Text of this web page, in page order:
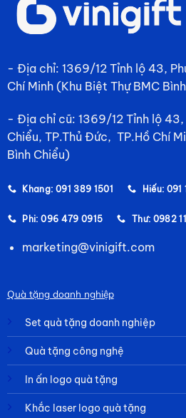
- Địa chỉ: 1369/12 Tỉnh lộ 43,
Chí Minh (Khu Biệt Thự BMC
- Địa chỉ cũ: 1369/12 Tỉnh lộ 43,
Chiểu, TP.Thủ Đức, TP.Hồ Chí
Bình Chiểu)
Khang: 091 389 1501 Hiếu:
Phi: 096 479 0915 Thư: 0982
marketing@vinigift.com
Quà tặng doanh nghiệp
Set quà tặng doanh nghiệp
Quà tặng công nghệ
In ấn logo quà tặng
Khắc laser logo quà tặng